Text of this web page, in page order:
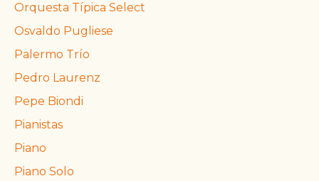
Orquesta Típica Select
Osvaldo Pugliese
Palermo Trío
Pedro Laurenz
Pepe Biondi
Pianistas
Piano
Piano Solo